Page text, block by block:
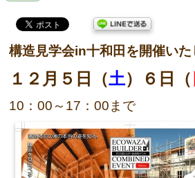
構造見学会in十和田を開催いた
１２月５日（土）６日（
10：00～17：00まで